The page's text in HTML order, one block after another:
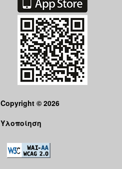
Copyright © 2026
Υλοποίηση